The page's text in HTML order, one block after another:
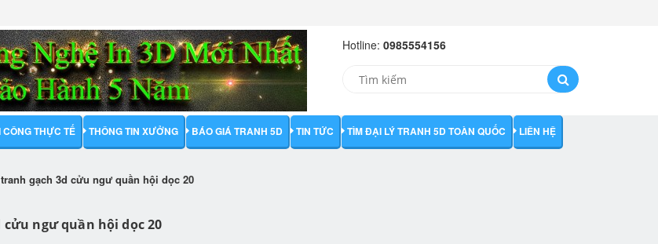
Hotline: 0985554156
THỰC TẾ THÔNG TIN XƯỞNG BÁO GIÁ TRANH 5D TIN TỨC TÌM ĐẠI LÝ TRANH 5D TOÀN QUỐC LIÊN HỆ
tranh gạch 3d cửu ngư quần hội dọc 20
ngư quần hội dọc 20